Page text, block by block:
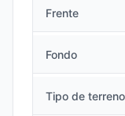
Frente
Fondo
Tipo de terreno